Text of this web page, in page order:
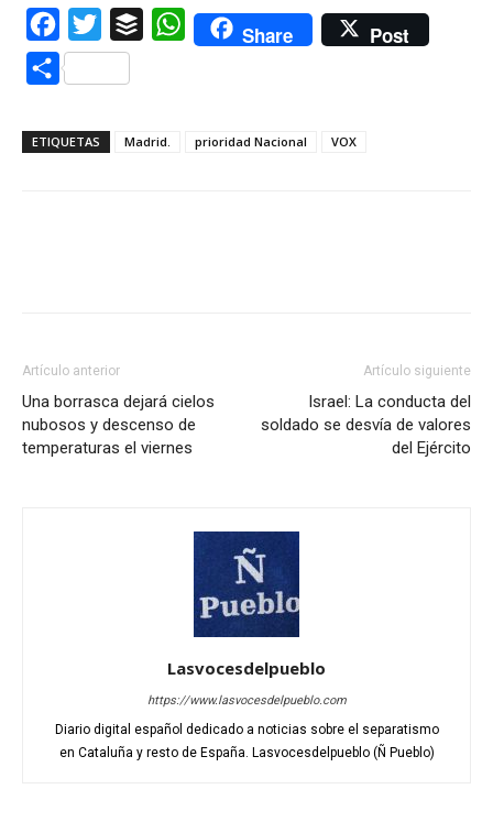
Facebook
Twitter Buffer WhatsAppShare Post
Compartir
ETIQUETAS Madrid. prioridad Nacional VOX
Artículo anterior
Una borrasca dejará cielos
nubosos y descenso de
temperaturas el viernes
Artículo siguiente
Israel: La conducta del
soldado se desvía de valores
del Ejército
Lasvocesdelpueblo
https://www.lasvocesdelpueblo.com
Diario digital español dedicado a noticias sobre el separatismo
en Cataluña y resto de España. Lasvocesdelpueblo (Ñ Pueblo)